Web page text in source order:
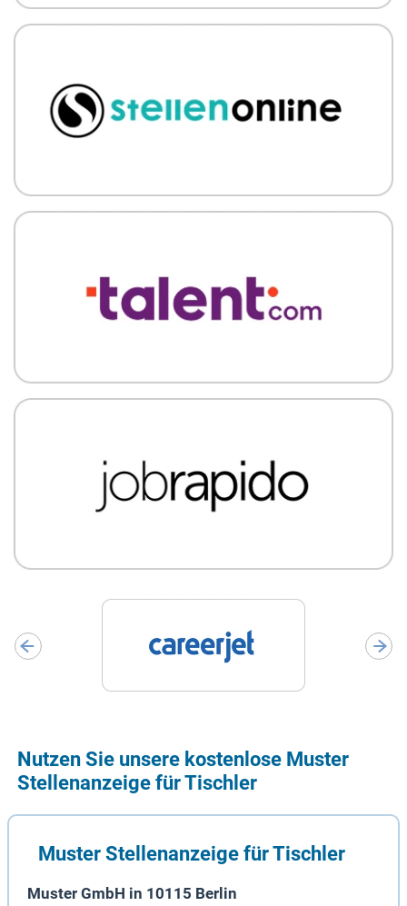
Nutzen Sie unsere kostenlose Muster
Stellenanzeige für Tischler
Muster Stellenanzeige für Tischler
Muster GmbH in 10115 Berlin